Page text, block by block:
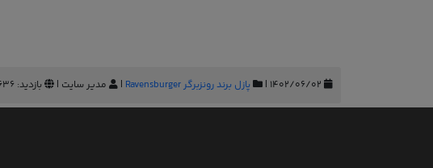
پازل برند رونزبرگر Ravensburger | مدیر سایت | بازدید: 636 |